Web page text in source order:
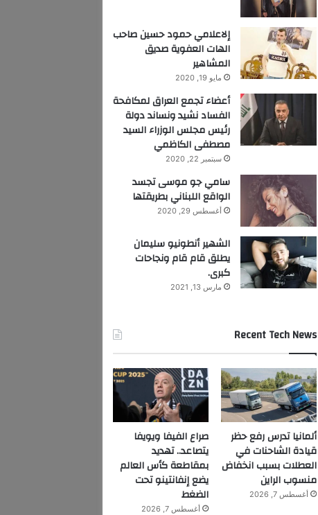
إلاعلامي حمود حسين صاحب
الهات العفوية صديق
المشاهير
مايو 19, 2020
أعضاء تجمع العراق لمكافحة
الفساد نشيد ونساند دولة
رئيس مجلس الوزراء السيد
مصطفى الكاظمي
سبتمبر 22, 2020
سامي جو موسى تجسد
الواقع اللبناني بطريقتها
أغسطس 29, 2020
الشهير أنطونيو سليمان
يطلق قام قام ونجاحات
كبرى.
مارس 13, 2021
Recent Tech News
ألمانيا تدرس رفع حظر
قيادة الشاحنات في
العطلات بسبب انخفاض
منسوب الراين
أغسطس 7, 2026
صراع الفيفا ويويفا
يتصاعد.. تهديد
بمقاطعة كأس العالم
يضع إنفانتينو تحت
الضغط
أغسطس 7, 2026